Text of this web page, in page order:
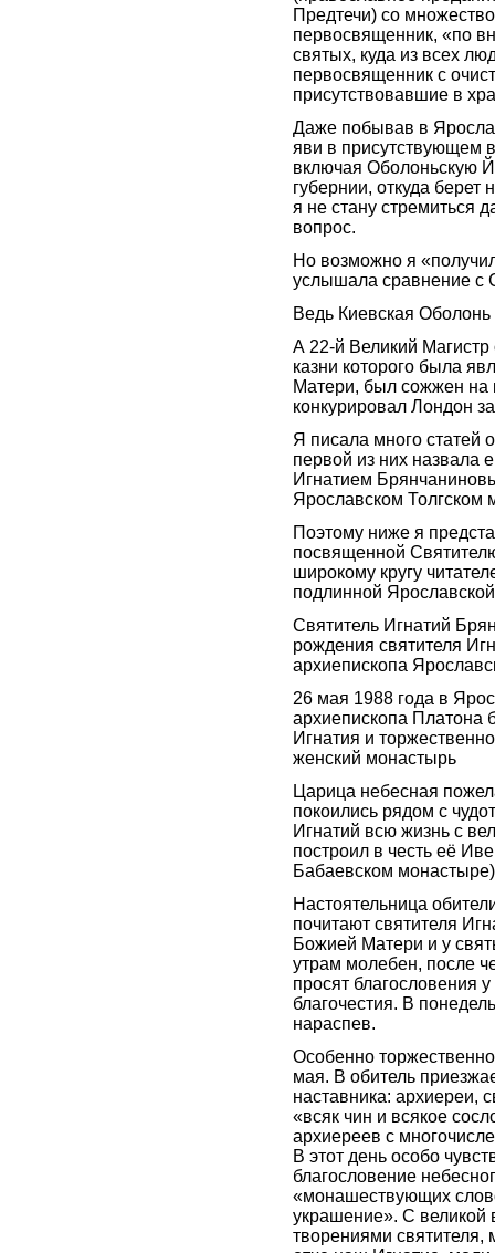
Предтечи) со
первосвященник, «по
святых, куда из всех
первосвященник с
присутствовавшие в
Даже побывав в
яви в присутствующем
включая Оболоньскую
губернии, откуда берет
я не стану стремиться
вопрос.
Но возможно я
услышала сравнение с
Ведь Киевская
А 22-й Великий
казни которого была
Матери, был сожжен на
конкурировал Лондон
Я писала много статей
первой из них назвала
Игнатием
Ярославском Толгском
Поэтому ниже я
посвященной
широкому кругу
подлинной
Святитель Игнатий
рождения святителя
архиепископа
26 мая 1988 года в
архиепископа Платона
Игнатия и
женский монастырь
Царица небесная
покоились рядом с
Игнатий всю жизнь с
построил в честь её
Бабаевском монастыре)
Настоятельница
почитают святителя
Божией Матери и у
утрам молебен, после
просят благословения
благочестия. В
нараспев.
Особенно
мая. В обитель
наставника: архиереи,
«всяк чин и всякое
архиереев с
В этот день особо
благословение
«монашествующих
украшение». С великой
творениями